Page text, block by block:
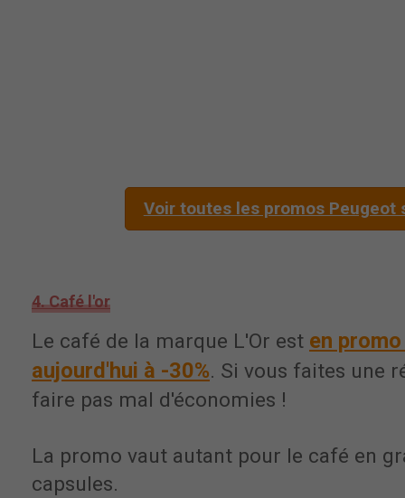
Voir toutes les promos Peugeot
4. Café l'or
Le café de la marque L'Or est en
aujourd'hui à -30%. Si vous faites une
faire pas mal d'économies !
La promo vaut autant pour le café en
capsules.